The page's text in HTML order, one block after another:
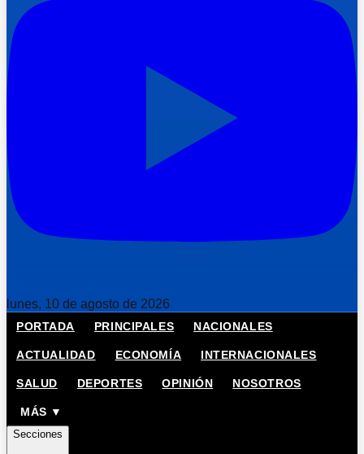
lunes, 10 de agosto de 2026
PORTADA PRINCIPALES NACIONALES
ACTUALIDAD ECONOMÍA INTERNACIONALES
SALUD DEPORTES OPINIÓN NOSOTROS
MÁS ▼
Secciones